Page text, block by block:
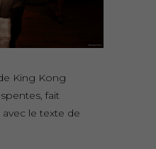
King Kong
fait
le texte de